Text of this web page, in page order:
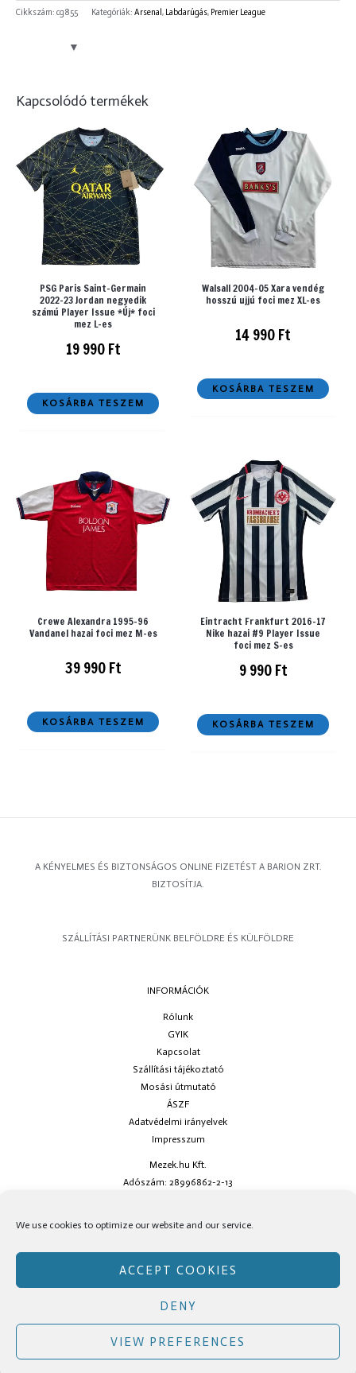
We use cookies to optimize our website and our service.
ACCEPT COOKIES
DENY
VIEW PREFERENCES
Cikkszám: cg855 Kategóriák: Arsenal , Labdarúgás, Premier League
Kapcsolódó termékek
PSG Paris Saint-Germain
2022-23 Jordan negyedik
számú Player Issue *Új* foci
mez L-es
19 990Ft
KOSÁRBA TESZEM
Walsall 2004-05 Xara vendég
hosszú ujjú foci mez XL-es
14 990Ft
KOSÁRBA TESZEM
Crewe Alexandra 1995-96
Vandanel hazai foci mez M-es
39 990Ft
KOSÁRBA TESZEM
Eintracht Frankfurt 2016-17
Nike hazai #9 Player Issue
foci mez S-es
9 990Ft
KOSÁRBA TESZEM
A KÉNYELMES ÉS BIZTONSÁGOS ONLINE FIZETÉST A BARION ZRT.
BIZTOSÍTJA.
SZÁLLÍTÁSI PARTNERÜNK BELFÖLDRE ÉS KÜLFÖLDRE
INFORMÁCIÓK
Rólunk
GYIK
Kapcsolat
Szállítási tájékoztató
Mosási útmutató
ÁSZF
Adatvédelmi irányelvek
Impresszum
Mezek.hu Kft.
Adószám: 28996862-2-13
social oldalainkon!
Copyright © Mezek.hu 2026 Mezek.hu
Facebook Instagram